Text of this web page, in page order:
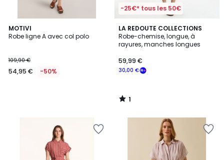
MOTIVI
Robe ligne A avec col polo
109,90 €
54,95 € -50%
-25€* tous les 50€
LA REDOUTE COLLECTIONS
Robe-chemise, longue, à
rayures, manches longues
30,00 €
59,99 €
1
/
5
1
/